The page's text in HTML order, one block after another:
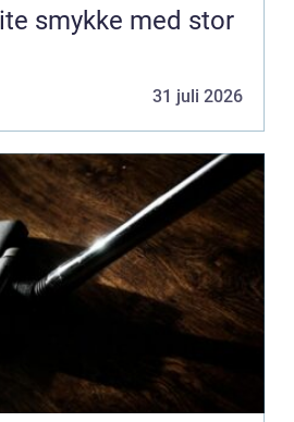
31 juli 2026